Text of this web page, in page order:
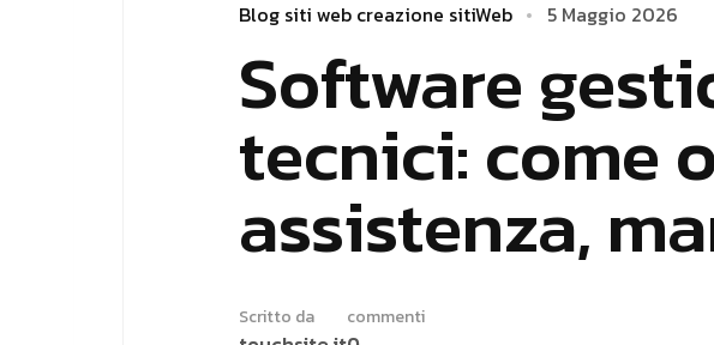
Blog siti web creazione sitiWeb 5 Maggio 2026
Software
tecnici: come
assistenza,
Scritto da commenti